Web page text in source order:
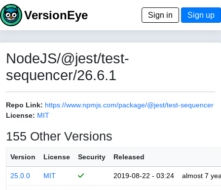
VersionEye Sign in Sign up
NodeJS/@jest/test-
sequencer/26.6.1
Repo Link: https://www.npmjs.com/package/@jest/test-sequencer
License: MIT
155 Other Versions
Version License Security Released
25.0.0 MIT 2019-08-22 - 03:24 almost 7